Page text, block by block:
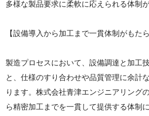
多様な製品要求に柔軟に応えられる体制
【設備導入から加工まで一貫体制がもた
製造プロセスにおいて、設備調達と加工
と、仕様のすり合わせや品質管理に余計
ります。株式会社青津エンジニアリング
ら精密加工までを一貫して提供する体制